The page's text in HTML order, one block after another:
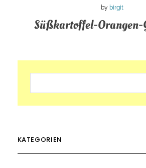
by birgit
Süßkartoffel-Orangen-
KATEGORIEN